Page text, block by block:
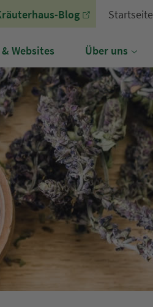
Websites Über uns
Startseite
Blog